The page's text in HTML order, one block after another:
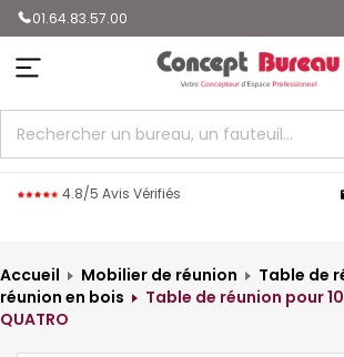
01.64.83.57.00
4.8/5 Avis Vérifiés
Accueil Mobilier de réunion Table de
réunion en bois
Table de réunion pour
QUATRO